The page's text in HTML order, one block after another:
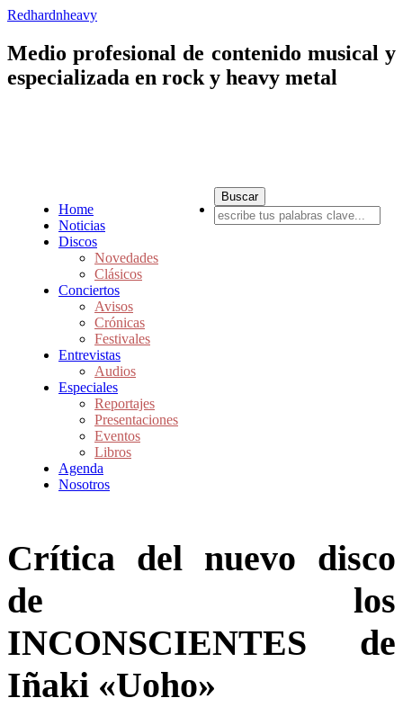
Redhardnheavy
Medio profesional de contenido musical y
especializada en rock y heavy metal
Home
Noticias
Discos
Novedades
Clásicos
Conciertos
Avisos
Crónicas
Festivales
Entrevistas
Audios
Especiales
Reportajes
Presentaciones
Eventos
Libros
Agenda
Nosotros
Crítica del nuevo disco
de los
INCONSCIENTES de
Iñaki «Uoho»